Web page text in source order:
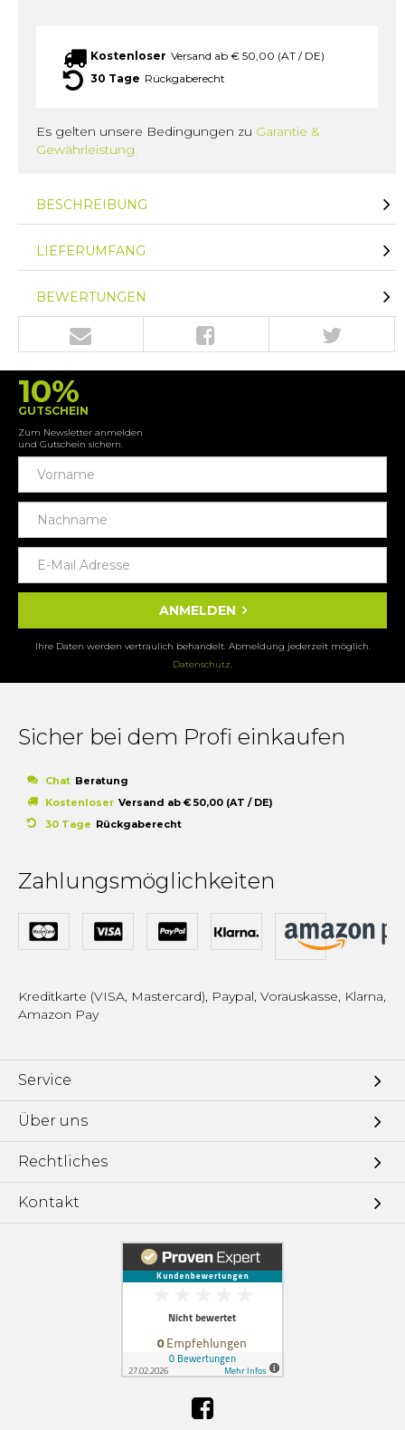
Kostenloser Versand ab € 50,00 (AT / DE)
30 Tage Rückgaberecht
Es gelten unsere Bedingungen zu Garantie &
Gewährleistung.
BESCHREIBUNG
LIEFERUMFANG
BEWERTUNGEN
10%
GUTSCHEIN
Zum Newsletter anmelden
und Gutschein sichern.
ANMELDEN
Ihre Daten werden vertraulich behandelt. Abmeldung jederzeit möglich.
Datenschutz.
Sicher bei dem Profi einkaufen
Chat Beratung
Kostenloser Versand ab € 50,00 (AT / DE)
30 Tage Rückgaberecht
Zahlungsmöglichkeiten
Kreditkarte (VISA, Mastercard), Paypal, Vorauskasse, Klarna,
Amazon Pay
Service
Über uns
Rechtliches
Kontakt